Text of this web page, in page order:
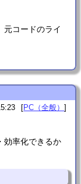
元コードのライ
PC（全般）
効率化できるか